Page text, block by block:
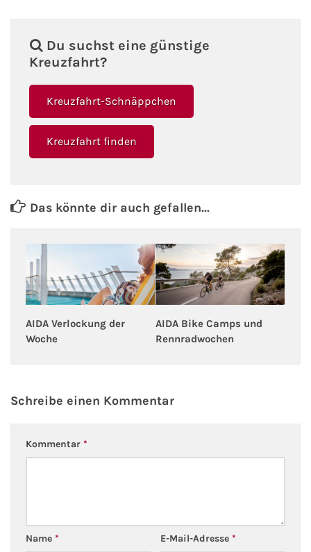
Kreuzfahrt-Kalender
Kreuzfahrt-Bücher
Kreuzfahrt gewinnen
Reiseversicherungen
Flug buchen
Kreuzfahrt-Themen
Kreuzfahrt buchen
Du suchst eine günstige
Kreuzfahrt?
Kreuzfahrt-Schnäppchen
Kreuzfahrt finden
Das könnte dir auch gefallen...
AIDA Verlockung der
Woche
AIDA Bike Camps und
Rennradwochen
Schreibe einen Kommentar
Kommentar *
Name * E-Mail-Adresse *